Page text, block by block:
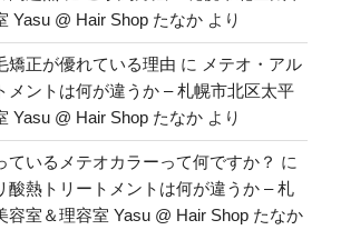
Yasu @ Hair Shop たなか より
矯正が優れている理由 に メテオ・アル
メントは何が違うか – 札幌市北区太平
Yasu @ Hair Shop たなか より
ているメテオカラーって何ですか？ に
酸熱トリートメントは何が違うか – 札
容室＆理容室 Yasu @ Hair Shop たなか